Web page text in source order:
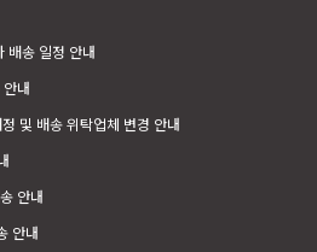
배송 일정 안내
내
및 배송 위탁업체 변경 안내
안내
안내